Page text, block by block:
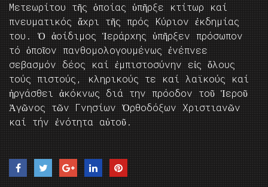
Μετεωρίτου τῆς ὁποίας ὑπῆρξε κτίτωρ καί
πνευματικός ἄχρι τῆς πρός Κύριον ἐκδημίας
του. Ὁ ἀοίδιμος Ἱεράρχης ὑπῆρξεν πρόσωπον
τό ὁποῖον πανθομολογουμένως ἐνέπνεε
σεβασμόν δέος καί ἐμπιστοσύνην εἰς ὅλους
τούς πιστούς, κληρικούς τε καί λαϊκούς καί
ἠργάσθει ἀκόκνως διά την πρόοδον τοῦ Ἱεροῦ
Ἀγῶνος τῶν Γνησίων Ὀρθοδόξων Χριστιανῶν
καί τήν ἐνότητα αὐτοῦ.